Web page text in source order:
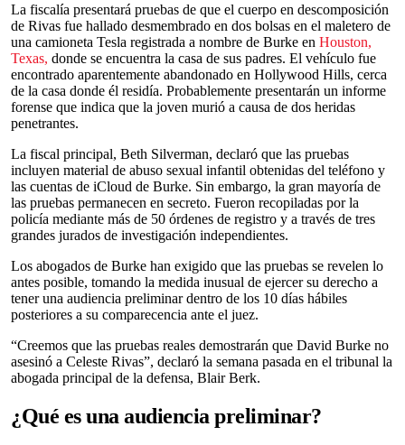
La fiscalía presentará pruebas de que el cuerpo en descomposición
de Rivas fue hallado desmembrado en dos bolsas en el maletero de
una camioneta Tesla registrada a nombre de Burke en Houston,
Texas, donde se encuentra la casa de sus padres. El vehículo fue
encontrado aparentemente abandonado en Hollywood Hills, cerca
de la casa donde él residía. Probablemente presentarán un informe
forense que indica que la joven murió a causa de dos heridas
penetrantes.
La fiscal principal, Beth Silverman, declaró que las pruebas
incluyen material de abuso sexual infantil obtenidas del teléfono y
las cuentas de iCloud de Burke. Sin embargo, la gran mayoría de
las pruebas permanecen en secreto. Fueron recopiladas por la
policía mediante más de 50 órdenes de registro y a través de tres
grandes jurados de investigación independientes.
Los abogados de Burke han exigido que las pruebas se revelen lo
antes posible, tomando la medida inusual de ejercer su derecho a
tener una audiencia preliminar dentro de los 10 días hábiles
posteriores a su comparecencia ante el juez.
“Creemos que las pruebas reales demostrarán que David Burke no
asesinó a Celeste Rivas”, declaró la semana pasada en el tribunal la
abogada principal de la defensa, Blair Berk.
¿Qué es una audiencia preliminar?